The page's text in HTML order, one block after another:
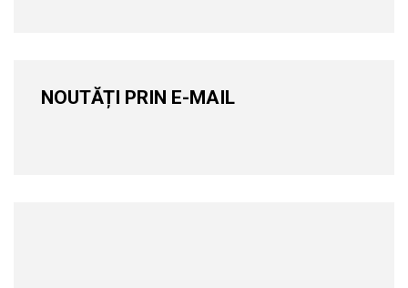
NOUTĂȚI PRIN E-MAIL